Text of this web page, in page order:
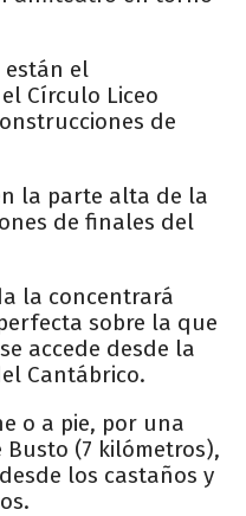
están el
Círculo Liceo
de
la parte alta de la
de finales del
la concentrará
sobre la que
accede desde la
Cantábrico.
o a pie, por una
(7 kilómetros),
los castaños y